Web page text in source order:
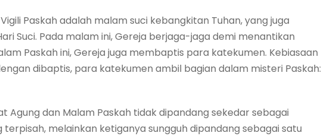
Paskah adalah malam suci kebangkitan Tuhan, yang juga
Suci. Pada malam ini, Gereja berjaga-jaga demi menantikan
Paskah ini, Gereja juga membaptis para katekumen. Kebiasaan
dibaptis, para katekumen ambil bagian dalam misteri Paskah:
Agung dan Malam Paskah tidak dipandang sekedar sebagai
melainkan ketiganya sungguh dipandang sebagai satu